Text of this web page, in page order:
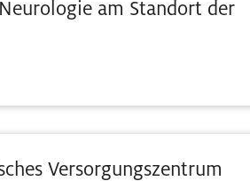
am Standort der
Versorgungszentrum